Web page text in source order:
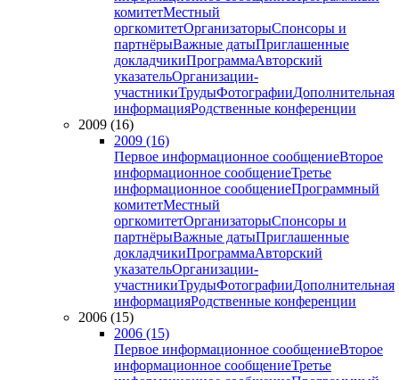
комитетМестный
оргкомитетОрганизаторыСпонсоры и
партнёрыВажные датыПриглашенные
докладчикиПрограммаАвторский
указательОрганизации-
участникиТрудыФотографииДополнительная
информацияРодственные конференции
2009 (16)
2009 (16)
Первое информационное сообщениеВторое
информационное сообщениеТретье
информационное сообщениеПрограммный
комитетМестный
оргкомитетОрганизаторыСпонсоры и
партнёрыВажные датыПриглашенные
докладчикиПрограммаАвторский
указательОрганизации-
участникиТрудыФотографииДополнительная
информацияРодственные конференции
2006 (15)
2006 (15)
Первое информационное сообщениеВторое
информационное сообщениеТретье